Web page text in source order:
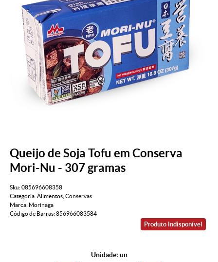
Queijo de Soja Tofu em Conserva
Mori-Nu - 307 gramas
Sku:085696608358
Categoria:Alimentos Conservas
Marca: Morinaga
Código de Barras:856966083584
Produto Indisponível
Unidade: un